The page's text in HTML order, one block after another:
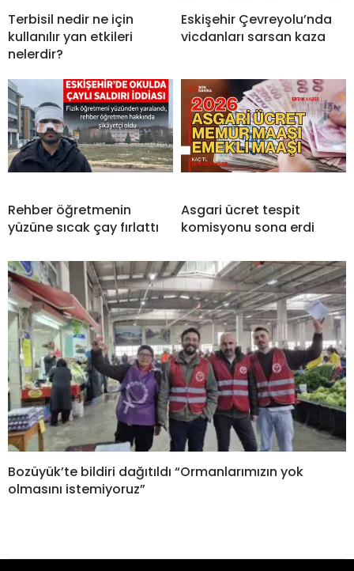
Terbisil nedir ne için
kullanılır yan etkileri
nelerdir?
Eskişehir Çevreyolu’nda
vicdanları sarsan kaza
Rehber öğretmenin
yüzüne sıcak çay fırlattı
Asgari ücret tespit
komisyonu sona erdi
Bozüyük’te bildiri dağıtıldı “Ormanlarımızın yok
olmasını istemiyoruz”